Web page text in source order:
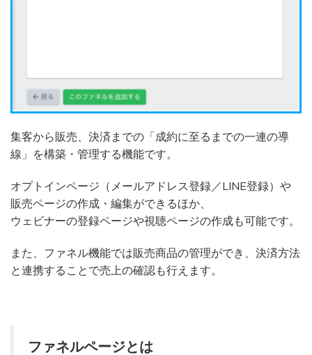
集客から販売、決済までの「成約に至るまでの一連の導
線」を構築・管理する機能です。
オプトインページ（メールアドレス登録／LINE登録）や
販売ページの作成・編集ができるほか、
ウェビナーの登録ページや視聴ページの作成も可能です。
また、ファネル機能では販売商品の管理ができ、決済方法
と連携することで売上の確認も行えます。
ファネルページとは